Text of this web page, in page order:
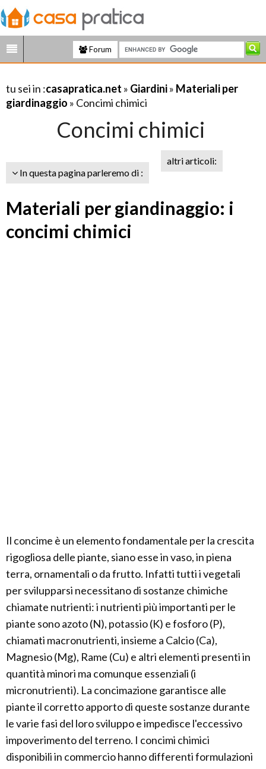
Forum
tu sei in :casapratica.net » Giardini» Materiali per
giardinaggio » Concimi chimici
Concimi chimici
In questa pagina parleremo di :
altri articoli:
Materiali per giandinaggio: i
concimi chimici
Il concime è un elemento fondamentale per la crescita
rigogliosa delle piante, siano esse in vaso, in piena
terra, ornamentali o da frutto. Infatti tutti i vegetali
per svilupparsi necessitano di sostanze chimiche
chiamate nutrienti: i nutrienti più importanti per le
piante sono azoto (N), potassio (K) e fosforo (P),
chiamati macronutrienti, insieme a Calcio (Ca),
Magnesio (Mg), Rame (Cu) e altri elementi presenti in
quantità minori ma comunque essenziali (i
micronutrienti). La concimazione garantisce alle
piante il corretto apporto di queste sostanze durante
le varie fasi del loro sviluppo e impedisce l'eccessivo
impoverimento del terreno. I concimi chimici
disponibili in commercio hanno differenti formulazioni